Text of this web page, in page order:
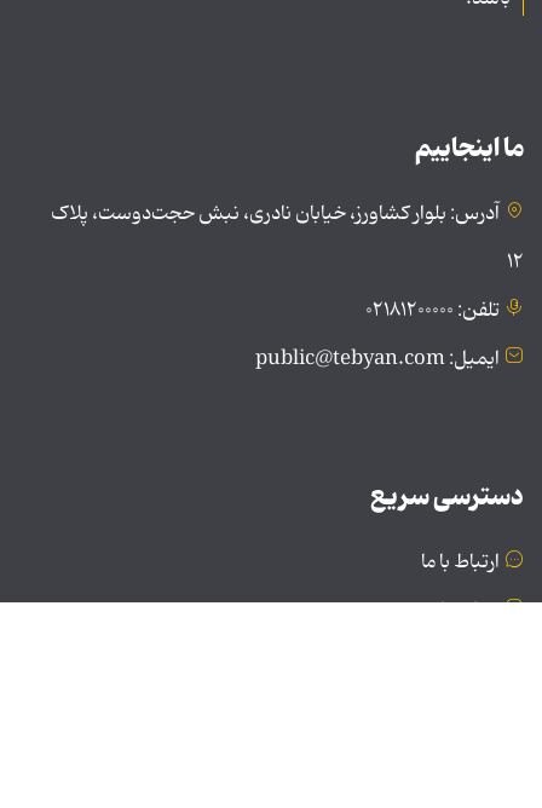
ما اینجاییم
آدرس: بلوار کشاورز، خیابان نادری، نبش حجت‌دوست، پلاک
۱۲
تلفن: ۰۲۱۸۱۲۰۰۰۰۰
ایمیل: public@tebyan.com
دسترسی سریع
ارتباط با ما
درباره ما